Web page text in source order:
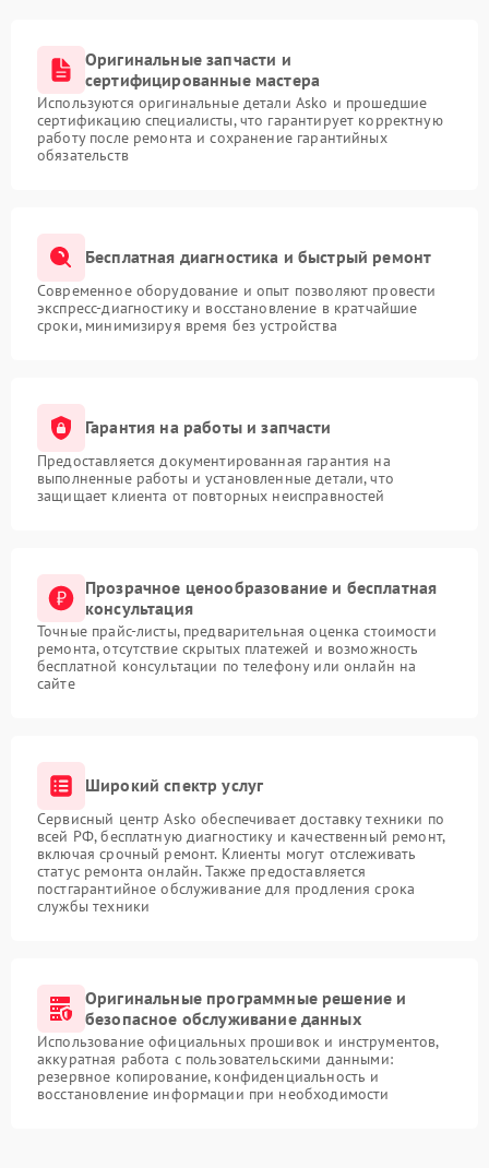
Оригинальные запчасти и
сертифицированные мастера
Используются оригинальные детали Asko и прошедшие
сертификацию специалисты, что гарантирует корректную
работу после ремонта и сохранение гарантийных
обязательств
Бесплатная диагностика и быстрый ремонт
Современное оборудование и опыт позволяют провести
экспресс-диагностику и восстановление в кратчайшие
сроки, минимизируя время без устройства
Гарантия на работы и запчасти
Предоставляется документированная гарантия на
выполненные работы и установленные детали, что
защищает клиента от повторных неисправностей
Прозрачное ценообразование и бесплатная
консультация
Точные прайс-листы, предварительная оценка стоимости
ремонта, отсутствие скрытых платежей и возможность
бесплатной консультации по телефону или онлайн на
сайте
Широкий спектр услуг
Сервисный центр Asko обеспечивает доставку техники по
всей РФ, бесплатную диагностику и качественный ремонт,
включая срочный ремонт. Клиенты могут отслеживать
статус ремонта онлайн. Также предоставляется
постгарантийное обслуживание для продления срока
службы техники
Оригинальные программные решение и
безопасное обслуживание данных
Использование официальных прошивок и инструментов,
аккуратная работа с пользовательскими данными:
резервное копирование, конфиденциальность и
восстановление информации при необходимости